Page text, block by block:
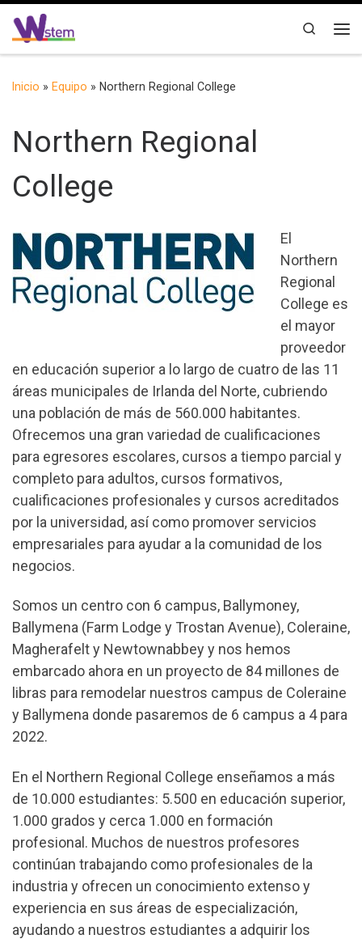
Saltar al contenido
Search
Inicio » Equipo » Northern Regional College
Northern Regional
College
El
Northern
Regional
College es
el mayor
proveedor
en educación superior a lo largo de cuatro de las 11
áreas municipales de Irlanda del Norte, cubriendo
una población de más de 560.000 habitantes.
Ofrecemos una gran variedad de cualificaciones
para egresores escolares, cursos a tiempo parcial y
completo para adultos, cursos formativos,
cualificaciones profesionales y cursos acreditados
por la universidad, así como promover servicios
empresariales para ayudar a la comunidad de los
negocios.
Somos un centro con 6 campus, Ballymoney,
Ballymena (Farm Lodge y Trostan Avenue), Coleraine,
Magherafelt y Newtownabbey y nos hemos
embarcado ahora en un proyecto de 84 millones de
libras para remodelar nuestros campus de Coleraine
y Ballymena donde pasaremos de 6 campus a 4 para
2022.
En el Northern Regional College enseñamos a más
de 10.000 estudiantes: 5.500 en educación superior,
1.000 grados y cerca 1.000 en formación
profesional. Muchos de nuestros profesores
continúan trabajando como profesionales de la
industria y ofrecen un conocimiento extenso y
experiencia en sus áreas de especialización,
ayudando a nuestros estudiantes a adquirir los